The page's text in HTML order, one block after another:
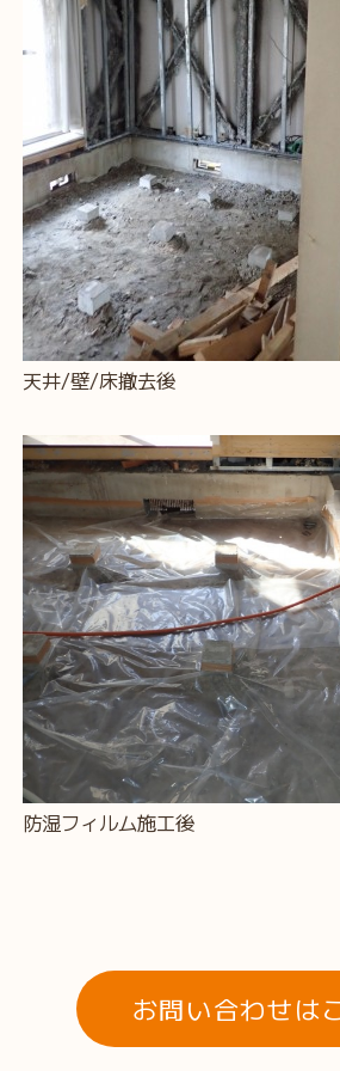
天井/壁/床撤去後
防湿フィルム施工後
お問い合わせは